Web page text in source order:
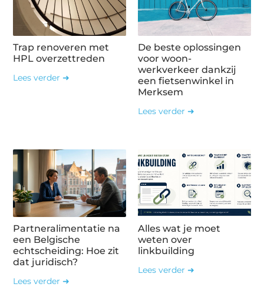
Trap renoveren met
HPL overzettreden
Lees verder ➜
De beste oplossingen
voor woon-
werkverkeer dankzij
een fietsenwinkel in
Merksem
Lees verder ➜
Partneralimentatie na
een Belgische
echtscheiding: Hoe zit
dat juridisch?
Lees verder ➜
Alles wat je moet
weten over
linkbuilding
Lees verder ➜